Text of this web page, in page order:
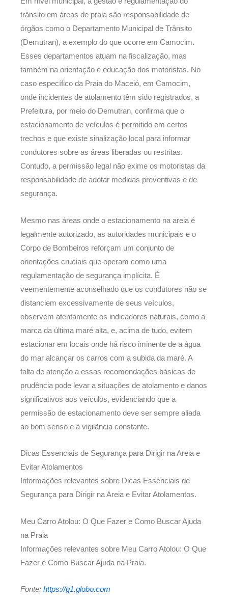
trânsito em áreas de praia são responsabilidade de
órgãos como o Departamento Municipal de Trânsito
(Demutran), a exemplo do que ocorre em Camocim.
Esses departamentos atuam na fiscalização, mas
também na orientação e educação dos motoristas. No
caso específico da Praia do Maceió, em Camocim,
onde incidentes de atolamento têm sido registrados, a
Prefeitura, por meio do Demutran, confirma que o
estacionamento de veículos é permitido em certos
trechos e que existe sinalização local para informar
condutores sobre as áreas liberadas ou restritas.
Contudo, a permissão legal não exime os motoristas da
responsabilidade de adotar medidas preventivas e de
segurança.
Mesmo nas áreas onde o estacionamento na areia é
legalmente autorizado, as autoridades municipais e o
Corpo de Bombeiros reforçam um conjunto de
orientações cruciais que operam como uma
regulamentação de segurança implícita. É
veementemente aconselhado que os condutores não se
distanciem excessivamente de seus veículos,
observem atentamente os indicadores naturais, como a
marca da última maré alta, e, acima de tudo, evitem
estacionar em locais onde há risco iminente de a água
do mar alcançar os carros com a subida da maré. A
falta de atenção a essas recomendações básicas de
prudência pode levar a situações de atolamento e danos
significativos aos veículos, evidenciando que a
permissão de estacionamento deve ser sempre aliada
ao bom senso e à vigilância constante.
Dicas Essenciais de Segurança para Dirigir na Areia e
Evitar Atolamentos
Informações relevantes sobre Dicas Essenciais de
Segurança para Dirigir na Areia e Evitar Atolamentos.
Meu Carro Atolou: O Que Fazer e Como Buscar Ajuda
na Praia
Informações relevantes sobre Meu Carro Atolou: O Que
Fazer e Como Buscar Ajuda na Praia.
Fonte: https://g1.globo.com